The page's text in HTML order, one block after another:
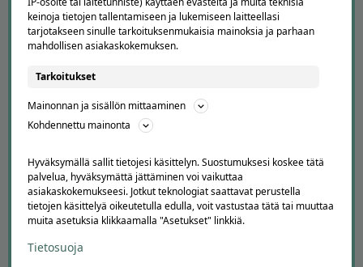
APUA JA NEUVOJA
Peruuta tilaus
Asiakaspalvelu
Kuinka Offerilla toimii
Suosittele Offerillaa
TUTUSTU MEIHIN
Ajankohtaista
keinoja tietojen tallentamiseen ja lukemiseen laitteellasi
tarjotakseen sinulle tarkoituksenmukaisia mainoksia ja parhaan
mahdollisen asiakaskokemuksen.
Tarkoitukset
Mainonnan ja sisällön mittaaminen
Kohdennettu mainonta
Hyväksymällä sallit tietojesi käsittelyn. Suostumuksesi koskee tätä
palvelua, hyväksymättä jättäminen voi vaikuttaa
asiakaskokemukseesi. Jotkut teknologiat saattavat perustella
tietojen käsittelyä oikeutetulla edulla, voit vastustaa tätä tai muuttaa
muita asetuksia klikkaamalla "Asetukset" linkkiä.
Tietosuoja